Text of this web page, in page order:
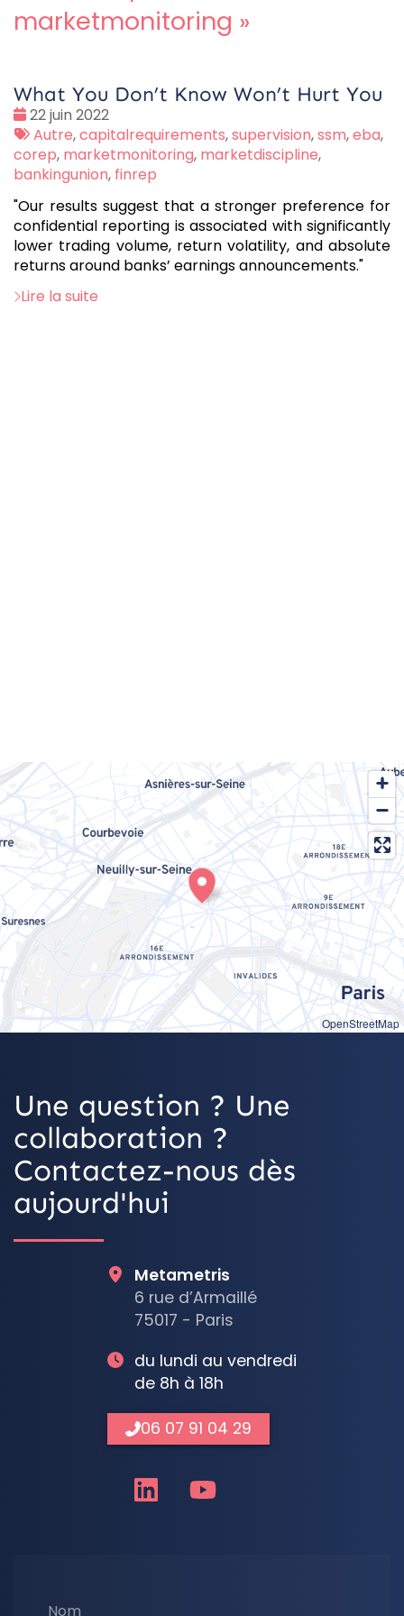
marketmonitoring »
What You Don’t Know Won’t Hurt You
Date
:
22 juin 2022
Tags
:
Autre,capitalrequirements,supervision,ssm,eba,
corep, marketmonitoring, marketdiscipline,
bankingunion, finrep
"Our results suggest that a stronger preference for
confidential reporting is associated with significantly
lower trading volume, return volatility, and absolute
returns around banks’ earnings announcements."
Lire la suite
OpenStreetMap
Une question ? Une
collaboration ?
Contactez-nous dès
aujourd'hui
Nom
Metametris
6 rue d’Armaillé
75017 - Paris
du lundi au vendredi
de 8h à 18h
06 07 91 04 29